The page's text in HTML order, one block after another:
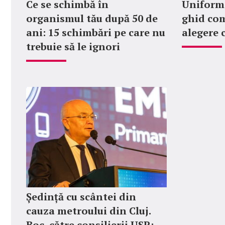
Ce se schimbă în
organismul tău după 50 de
ani: 15 schimbări pe care nu
trebuie să le ignori
ghid
alegere
Ședință cu scântei din
cauza metroului din Cluj.